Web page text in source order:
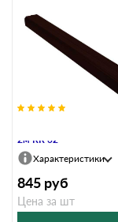
2м RR 32
Характеристики
845 руб
Цена за шт